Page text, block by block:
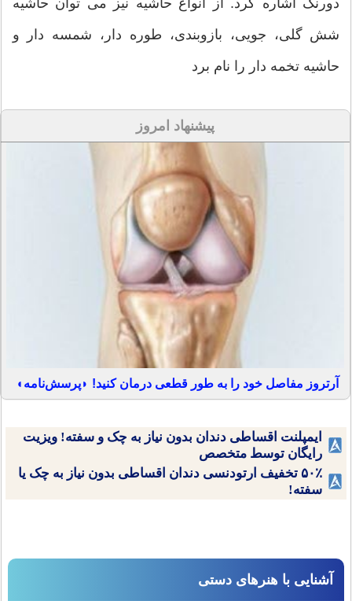
دورنگ اشاره کرد. از انواع حاشیه نیز می توان حاشیه
شش گلی، جویی، بازوبندی، طوره دار، شمسه دار و
حاشیه تخمه دار را نام برد
پیشنهاد امروز
آرتروز مفاصل خود را به طور قطعی درمان کنید! ◗پرسش‌نامه◖
ایمپلنت اقساطی دندان بدون نیاز به چک و سفته! ویزیت
رایگان توسط متخصص
۵۰٪ تخفیف ارتودنسی دندان اقساطی بدون نیاز به چک یا
سفته!
آشنایی با هنرهای دستی